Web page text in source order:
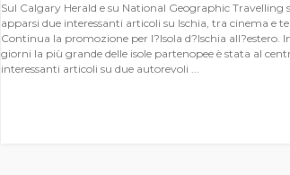
Sul Calgary Herald e su National Geographic Travelling
apparsi due interessanti articoli su Ischia, tra cinema e
Continua la promozione per l?Isola d?Ischia all?estero.
giorni la più grande delle isole partenopee è stata al
interessanti articoli su due autorevoli ...